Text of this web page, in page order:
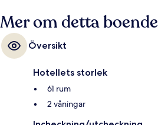
Mer om detta boende
Översikt
Hotellets storlek
61 rum
2 våningar